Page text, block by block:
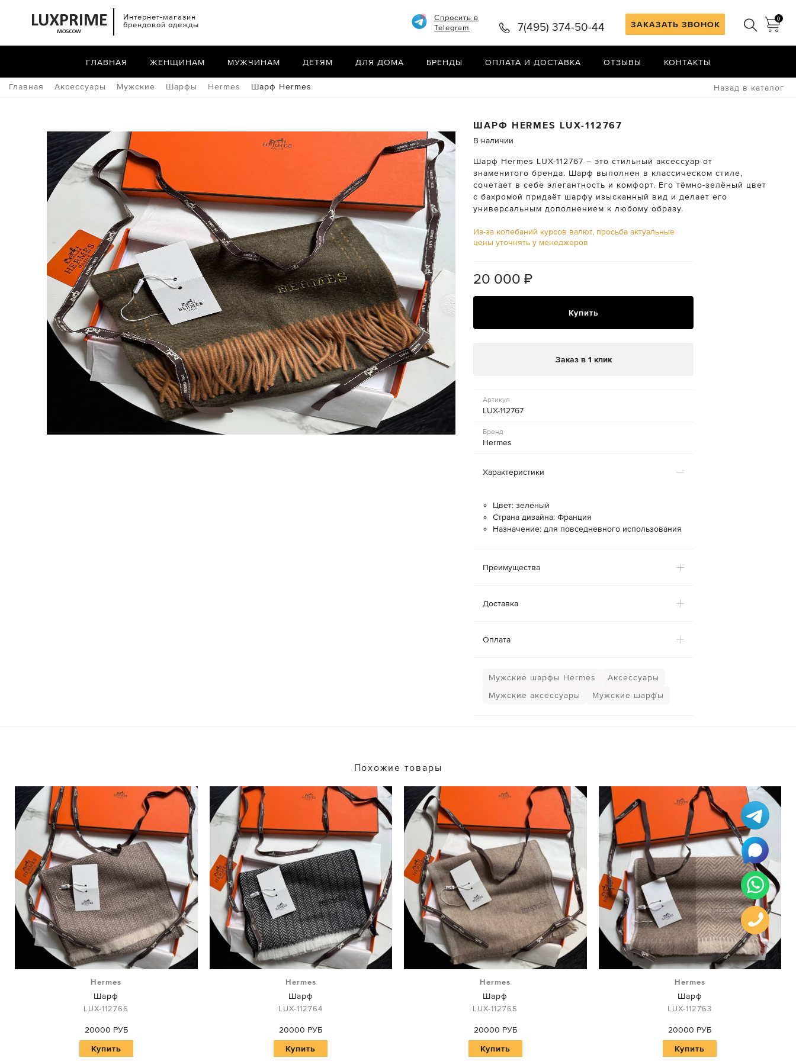
Интернет-магазин
брендовой одежды
ЗАКАЗАТЬ ЗВОНОК
0
Спросить в
Telegram
7(495) 374-50-44
ГЛАВНАЯ ЖЕНЩИНАМ МУЖЧИНАМ ДЕТЯМ ДЛЯ ДОМА БРЕНДЫ ОПЛАТА И ДОСТАВКА ОТЗЫВЫ КОНТАКТЫ
Главная Аксессуары Мужские Шарфы Hermes Шарф Hermes Назад в каталог
ШАРФ HERMES LUX-112767
В наличии
Шарф Hermes LUX-112767 – это стильный аксессуар от
знаменитого бренда. Шарф выполнен в классическом стиле,
сочетает в себе элегантность и комфорт. Его тёмно-зелёный цвет
с бахромой придаёт шарфу изысканный вид и делает его
универсальным дополнением к любому образу.
Из-за колебаний курсов валют, просьба актуальные
цены уточнять у менеджеров
20 000 ₽
Купить
Заказ в 1 клик
Артикул
LUX-112767
Бренд
Hermes
Характеристики
Цвет: зелёный
Страна дизайна: Франция
Назначение: для повседневного использования
Преимущества
Доставка
Оплата
Мужские шарфы Hermes
Аксессуары
Мужские аксессуары
Мужские шарфы
Похожие товары
Hermes
Шарф
LUX-112766
20000 РУБ
Купить
Hermes
Шарф
LUX-112764
20000 РУБ
Купить
Hermes
Шарф
LUX-112765
20000 РУБ
Купить
Hermes
Шарф
LUX-112763
20000 РУБ
Купить